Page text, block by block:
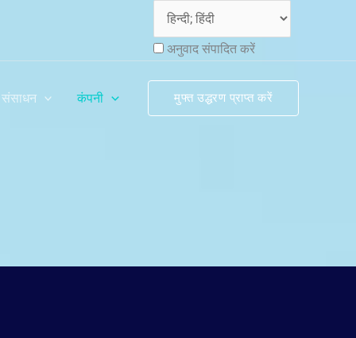
अनुवाद संपादित करें
संसाधन कंपनी मुफ्त उद्धरण प्राप्त करें